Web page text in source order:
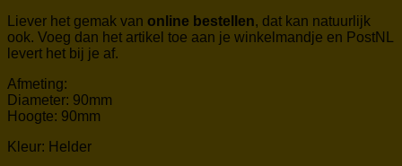
Liever het gemak van online bestellen, dat kan natuurlijk
ook. Voeg dan het artikel toe aan je winkelmandje en PostNL
levert het bij je af.
Afmeting:
Diameter: 90mm
Hoogte: 90mm
Kleur: Helder